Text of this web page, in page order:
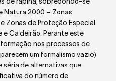
Natura 2000 – Zonas
Zonas de Proteção Especial
e Caldeirão. Perante este
nos processos de
um formalismo vazio)
séria de alternativas que
do número de